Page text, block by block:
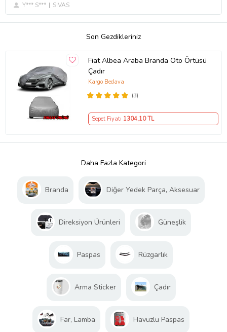
Y*** S*** SİVAS
Son Gezdikleriniz
Fiat Albea Araba Branda Oto Örtüsü
Çadır
(3)
Kargo Bedava
Sepet Fiyatı 1304,10 TL
Daha Fazla Kategori
Branda Diğer Yedek Parça, Aksesuar
Direksiyon Ürünleri Güneşlik
Paspas Rüzgarlık
Arma Sticker Çadır
Far, Lamba Havuzlu Paspas